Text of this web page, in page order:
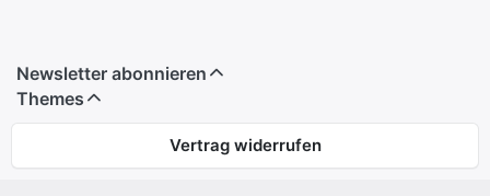
Newsletter abonnieren
Themes
Vertrag widerrufen